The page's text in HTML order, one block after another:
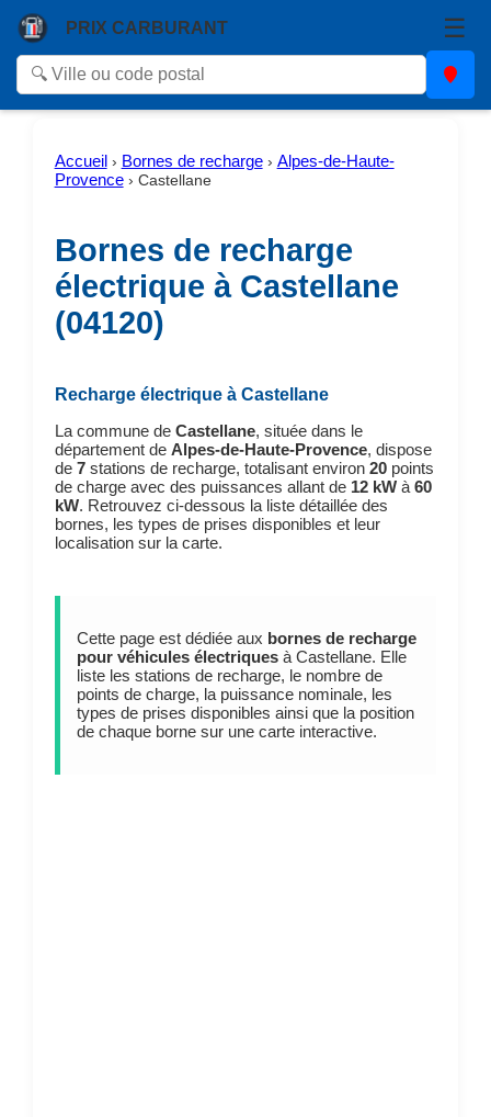
PRIX CARBURANT ☰
Accueil › Bornes de recharge› Alpes-de-Haute-
Provence› Castellane
Bornes de recharge
électrique à Castellane
(04120)
Recharge électrique à Castellane
La commune de Castellane, située dans le
département de Alpes-de-Haute-Provence, dispose
de 7stations de recharge, totalisant environ 20points
de charge avec des puissances allant de 12 kWà 60
kW. Retrouvez ci-dessous la liste détaillée des
bornes, les types de prises disponibles et leur
localisation sur la carte.
Cette page est dédiée aux bornes de recharge
pour véhicules électriquesà Castellane. Elle
liste les stations de recharge, le nombre de
points de charge, la puissance nominale, les
types de prises disponibles ainsi que la position
de chaque borne sur une carte interactive.